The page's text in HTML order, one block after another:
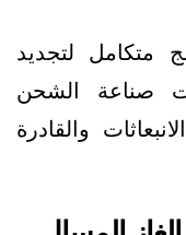
متكامل لتجديد
صناعة الشحن
والقادرة